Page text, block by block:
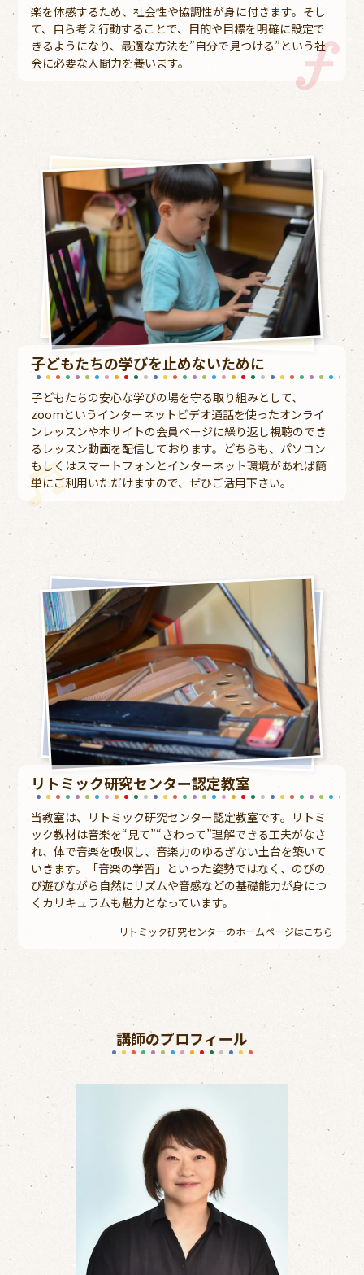
楽を体感するため、社会性や協調性が身に付きます。そし
て、自ら考え行動することで、目的や目標を明確に設定で
きるようになり、最適な方法を”自分で見つける”という社
会に必要な人間力を養います。
子どもたちの学びを止めないために
子どもたちの安心な学びの場を守る取り組みとして、
zoomというインターネットビデオ通話を使ったオンライ
ンレッスンや本サイトの会員ページに繰り返し視聴のでき
るレッスン動画を配信しております。どちらも、パソコン
もしくはスマートフォンとインターネット環境があれば簡
単にご利用いただけますので、ぜひご活用下さい。
リトミック研究センター認定教室
当教室は、リトミック研究センター認定教室です。リトミ
ック教材は音楽を“見て”“さわって”理解できる工夫がなさ
れ、体で音楽を吸収し、音楽力のゆるぎない土台を築いて
いきます。「音楽の学習」といった姿勢ではなく、のびの
び遊びながら自然にリズムや音感などの基礎能力が身につ
くカリキュラムも魅力となっています。
リトミック研究センターのホームページはこちら
講師のプロフィール